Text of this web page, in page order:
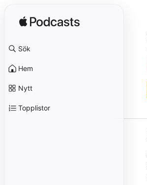
Sök
Hem
Nytt
Topplistor